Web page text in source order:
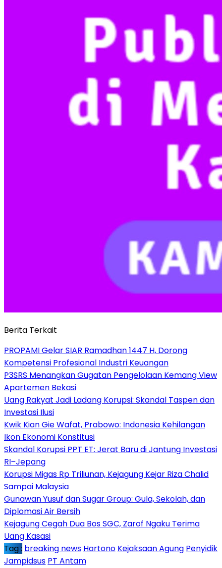
Berita Terkait
PROPAMI Gelar SIAR Ramadhan 1447 H, Dorong
Kompetensi Profesional Industri Keuangan
P3SRS Menangkan Gugatan Pengelolaan Kemang View
Apartemen Bekasi
Uang Rakyat Jadi Ladang Korupsi: Skandal Taspen dan
Investasi Ilusi
Kwik Kian Gie Wafat, Prabowo: Indonesia Kehilangan
Ikon Ekonomi Konstitusi
Skandal Korupsi PPT ET: Jerat Baru di Jantung Investasi
RI–Jepang
Korupsi Migas Rp Triliunan, Kejagung Kejar Riza Chalid
Sampai Malaysia
Gunawan Yusuf dan Sugar Group: Gula, Sekolah, dan
Diplomasi Air Bersih
Kejagung Cegah Dua Bos SGC, Zarof Ngaku Terima
Uang Kasasi
Tag : breaking news Hartono Kejaksaan Agung Penyidik
Jampidsus PT Antam